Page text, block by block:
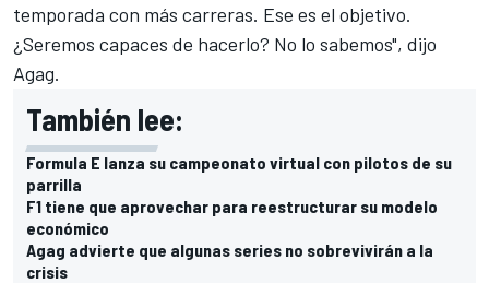
temporada con más carreras. Ese es el objetivo.
¿Seremos capaces de hacerlo? No lo sabemos", dijo
Agag.
También lee:
Formula E lanza su campeonato virtual con pilotos de su
parrilla
F1 tiene que aprovechar para reestructurar su modelo
económico
Agag advierte que algunas series no sobrevivirán a la
crisis